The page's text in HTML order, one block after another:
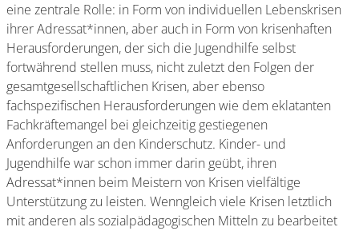
eine zentrale Rolle: in Form von individuellen Lebenskrisen
ihrer Adressat*innen, aber auch in Form von krisenhaften
Herausforderungen, der sich die Jugendhilfe selbst
fortwährend stellen muss, nicht zuletzt den Folgen der
gesamtgesellschaftlichen Krisen, aber ebenso
fachspezifischen Herausforderungen wie dem eklatanten
Fachkräftemangel bei gleichzeitig gestiegenen
Anforderungen an den Kinderschutz. Kinder- und
Jugendhilfe war schon immer darin geübt, ihren
Adressat*innen beim Meistern von Krisen vielfältige
Unterstützung zu leisten. Wenngleich viele Krisen letztlich
mit anderen als sozialpädagogischen Mitteln zu bearbeitet